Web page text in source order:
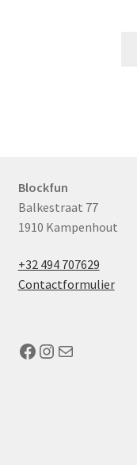
Blockfun
Balkestraat 77
1910 Kampenhout
+32 494 707629
Contactformulier
Facebook
Instagram
Mail